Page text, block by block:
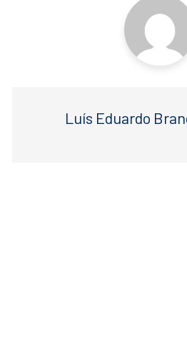
Luís Eduardo